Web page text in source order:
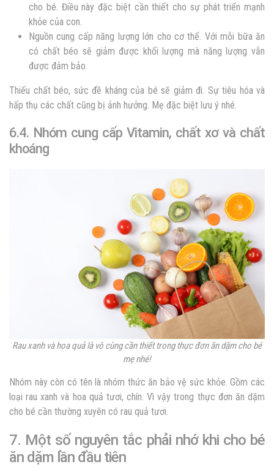
cho bé. Điều này đặc biệt cần thiết cho sự phát triển mạnh
khỏe của con.
Nguồn cung cấp năng lượng lớn cho cơ thể. Với mỗi bữa ăn
có chất béo sẽ giảm được khối lượng mà năng lượng vẫn
được đảm bảo.
Thiếu chất béo, sức đề kháng của bé sẽ giảm đi. Sự tiêu hóa và
hấp thụ các chất cũng bị ảnh hưởng. Mẹ đặc biệt lưu ý nhé.
6.4. Nhóm cung cấp Vitamin, chất xơ và chất
khoáng
Rau xanh và hoa quả là vô cùng cần thiết trong thực đơn ăn dặm cho bé
mẹ nhé!
Nhóm này còn có tên là nhóm thức ăn bảo vệ sức khỏe. Gồm các
loại rau xanh và hoa quả tươi, chín. Vì vậy trong thực đơn ăn dặm
cho bé cần thường xuyên có rau quả tươi.
7. Một số nguyên tắc phải nhớ khi cho bé
ăn dặm lần đầu tiên